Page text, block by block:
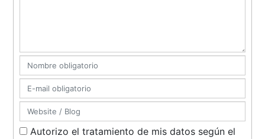
Autorizo el tratamiento de mis datos según el